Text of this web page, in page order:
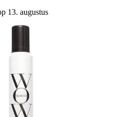
13. augustus